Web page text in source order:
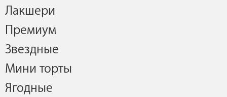
Лакшери
Премиум
Звездные
Мини торты
Ягодные